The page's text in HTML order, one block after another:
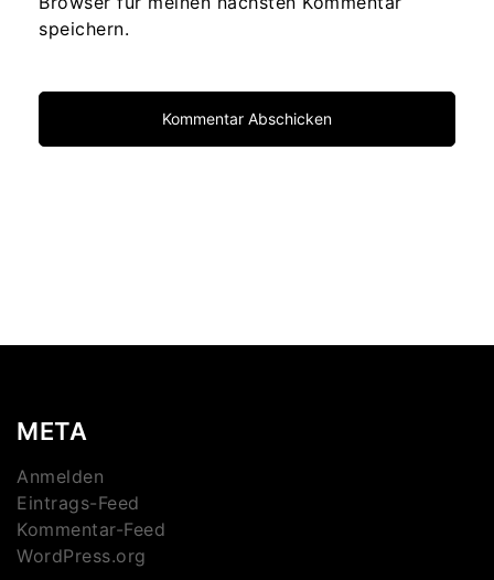
speichern.
META
Anmelden
Eintrags-Feed
Kommentar-Feed
WordPress.org